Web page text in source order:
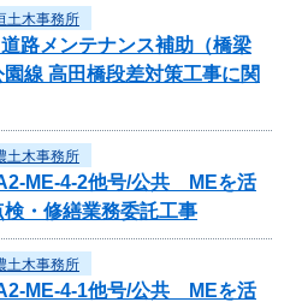
土木事務所
路メンテナンス補助（橋梁
線 高田橋段差対策工事に関
土木事務所
ME-4-2他号/公共 MEを活
・修繕業務委託工事
土木事務所
ME-4-1他号/公共 MEを活